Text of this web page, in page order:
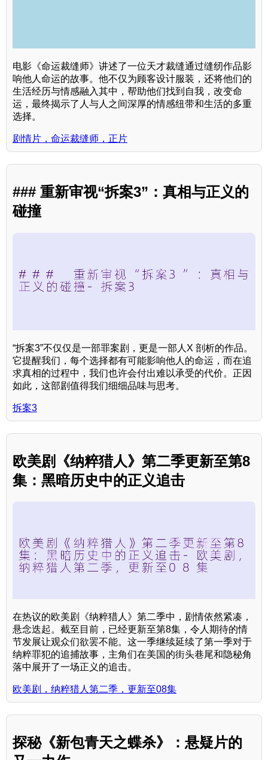
电影《命运裁缝师》讲述了一位天才裁缝通过缝纫作品影
响他人命运的故事。他不仅为顾客设计服装，还将他们的
生活经历与情感融入其中，帮助他们找到自我，改变命
运，最终揭示了人与人之间深厚的情感纽带和生活的多重
选择。
剧情片，命运裁缝师，正片
### 重新审视“拆案3”：真相与正义的
碰撞
“拆案3”不仅仅是一部罪案剧，更是一部人X 剖析的作品。
它提醒我们，每个选择都有可能影响他人的命运，而在追
求真相的过程中，我们也许会付出难以承受的代价。正因
如此，这部剧值得我们细细品味与思考。
拆案3
欧美剧《纳粹猎人》第二季更新至第8
集：黑暗历史中的正义追击
在热议的欧美剧《纳粹猎人》第二季中，剧情依然紧凑，
悬念迭起。截至目前，已经更新至第8集，令人期待的情
节发展让观众们欲罢不能。这一季继续延续了第一季对于
纳粹罪犯的追捕故事，主角们在美国的街头巷尾和隐秘角
落中展开了一场正义的追击。
欧美剧，纳粹猎人第二季，更新至08集
探秘《新包青天之蝶杀》：悬疑片的